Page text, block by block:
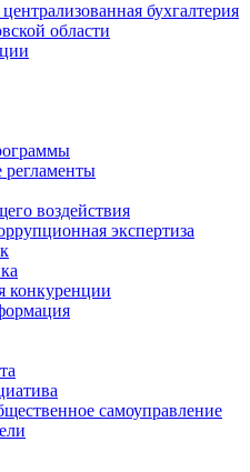
бухгалтерия
области
воздействия
экспертиза
конкуренции
самоуправление